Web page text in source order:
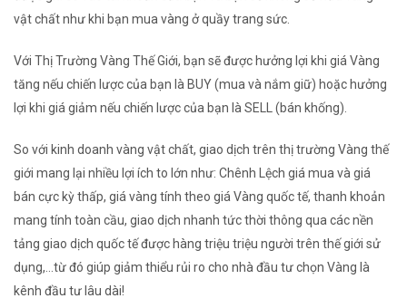
vật chất như khi bạn mua vàng ở quầy trang sức.
Với Thị Trường Vàng Thế Giới, bạn sẽ được hưởng lợi khi giá Vàng
tăng nếu chiến lược của bạn là BUY (mua và nắm giữ) hoặc hưởng
lợi khi giá giảm nếu chiến lược của bạn là SELL (bán khống).
So với kinh doanh vàng vật chất, giao dịch trên thị trường Vàng thế
giới mang lại nhiều lợi ích to lớn như: Chênh Lệch giá mua và giá
bán cực kỳ thấp, giá vàng tính theo giá Vàng quốc tế, thanh khoản
mang tính toàn cầu, giao dịch nhanh tức thời thông qua các nền
tảng giao dịch quốc tế được hàng triệu triệu người trên thế giới sử
dụng,...từ đó giúp giảm thiểu rủi ro cho nhà đầu tư chọn Vàng là
kênh đầu tư lâu dài!